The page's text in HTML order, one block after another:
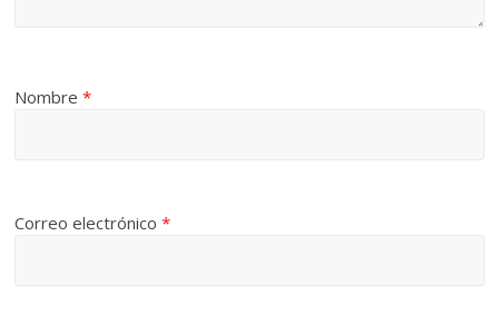
Nombre*
Correo electrónico*